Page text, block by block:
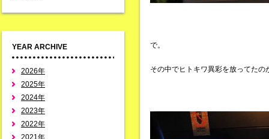
YEAR ARCHIVE
2026年
2025年
2024年
2023年
2022年
2021年
で。
その中でヒトキワ異彩を放ってたの